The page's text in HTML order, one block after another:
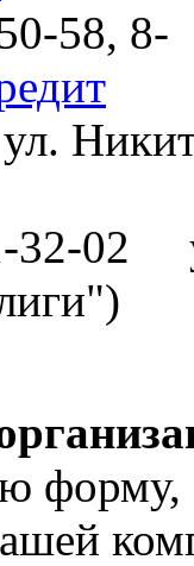
58, 8-
32-02